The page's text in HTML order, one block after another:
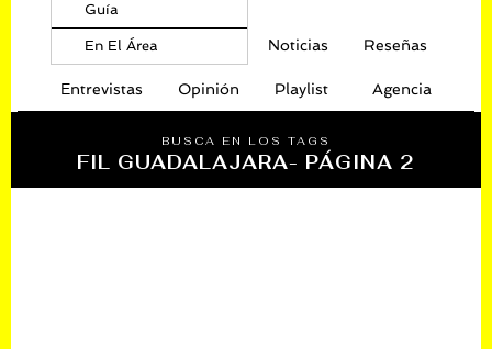
Guía
En El Área Noticias Reseñas
Entrevistas Opinión Playlist Agencia
BUSCA EN LOS TAGS
FIL GUADALAJARA- PÁGINA 2